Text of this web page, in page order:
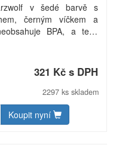
v šedé barvě s
černým víčkem a
BPA, a tedy
Schwarzwolf. Baleno v
tritan. Rozměry:
321 Kč s DPH
2297 ks skladem
Koupit nyní